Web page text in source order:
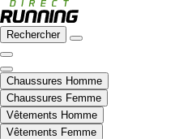
Rechercher
Chaussures Homme
Chaussures Femme
Vêtements Homme
Vêtements Femme